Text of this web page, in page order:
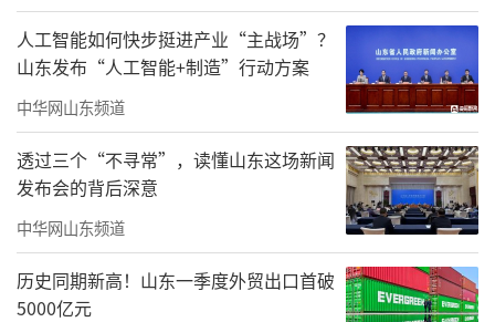
人工智能如何快步挺进产业“主战场”？
山东发布“人工智能+制造”行动方案
中华网山东频道
透过三个“不寻常”，读懂山东这场新闻
发布会的背后深意
中华网山东频道
历史同期新高！山东一季度外贸出口首破
5000亿元